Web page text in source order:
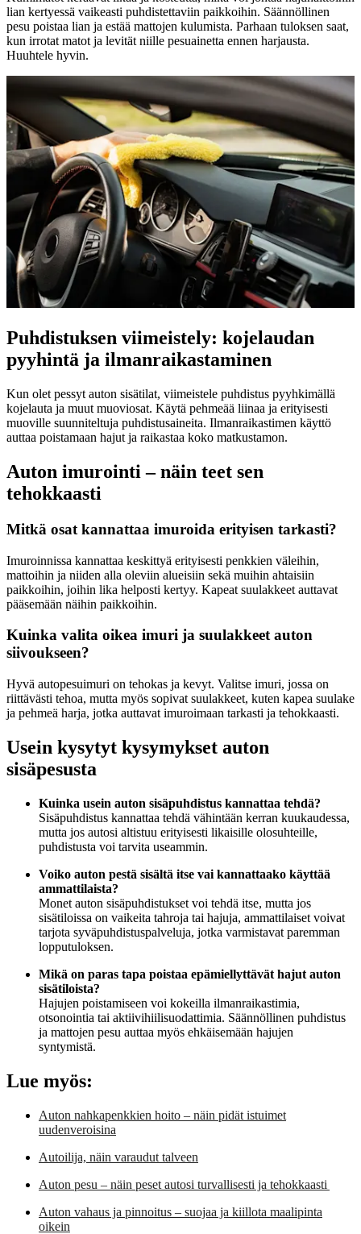
lian kertyessä vaikeasti puhdistettaviin paikkoihin. Säännöllinen
pesu poistaa lian ja estää mattojen kulumista. Parhaan tuloksen saat,
kun irrotat matot ja levität niille pesuainetta ennen harjausta.
Huuhtele hyvin.
Puhdistuksen viimeistely: kojelaudan
pyyhintä ja ilmanraikastaminen
Kun olet pessyt auton sisätilat, viimeistele puhdistus pyyhkimällä
kojelauta ja muut muoviosat. Käytä pehmeää liinaa ja erityisesti
muoville suunniteltuja puhdistusaineita. Ilmanraikastimen käyttö
auttaa poistamaan hajut ja raikastaa koko matkustamon.
Auton imurointi – näin teet sen
tehokkaasti
Mitkä osat kannattaa imuroida erityisen tarkasti?
Imuroinnissa kannattaa keskittyä erityisesti penkkien väleihin,
mattoihin ja niiden alla oleviin alueisiin sekä muihin ahtaisiin
paikkoihin, joihin lika helposti kertyy. Kapeat suulakkeet auttavat
pääsemään näihin paikkoihin.
Kuinka valita oikea imuri ja suulakkeet auton
siivoukseen?
Hyvä autopesuimuri on tehokas ja kevyt. Valitse imuri, jossa on
riittävästi tehoa, mutta myös sopivat suulakkeet, kuten kapea suulake
ja pehmeä harja, jotka auttavat imuroimaan tarkasti ja tehokkaasti.
Usein kysytyt kysymykset auton
sisäpesusta
Kuinka usein auton sisäpuhdistus kannattaa tehdä?
Sisäpuhdistus kannattaa tehdä vähintään kerran kuukaudessa,
mutta jos autosi altistuu erityisesti likaisille olosuhteille,
puhdistusta voi tarvita useammin.
Voiko auton pestä sisältä itse vai kannattaako käyttää
ammattilaista?
Monet auton sisäpuhdistukset voi tehdä itse, mutta jos
sisätiloissa on vaikeita tahroja tai hajuja, ammattilaiset voivat
tarjota syväpuhdistuspalveluja, jotka varmistavat paremman
lopputuloksen.
Mikä on paras tapa poistaa epämiellyttävät hajut auton
sisätiloista?
Hajujen poistamiseen voi kokeilla ilmanraikastimia,
otsonointia tai aktiivihiilisuodattimia. Säännöllinen puhdistus
ja mattojen pesu auttaa myös ehkäisemään hajujen
syntymistä.
Lue myös:
Auton nahkapenkkien hoito – näin pidät istuimet
uudenveroisina
Autoilija, näin varaudut talveen
Auton pesu – näin peset autosi turvallisesti ja tehokkaasti
Auton vahaus ja pinnoitus – suojaa ja kiillota maalipinta
oikein